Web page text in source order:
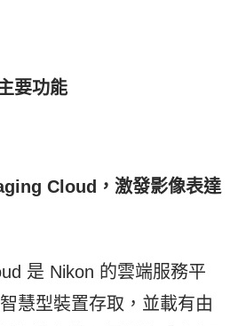
要功能
Cloud，激發影像表達
是 Nikon 的雲端服務平
慧型裝置存取，並載有由